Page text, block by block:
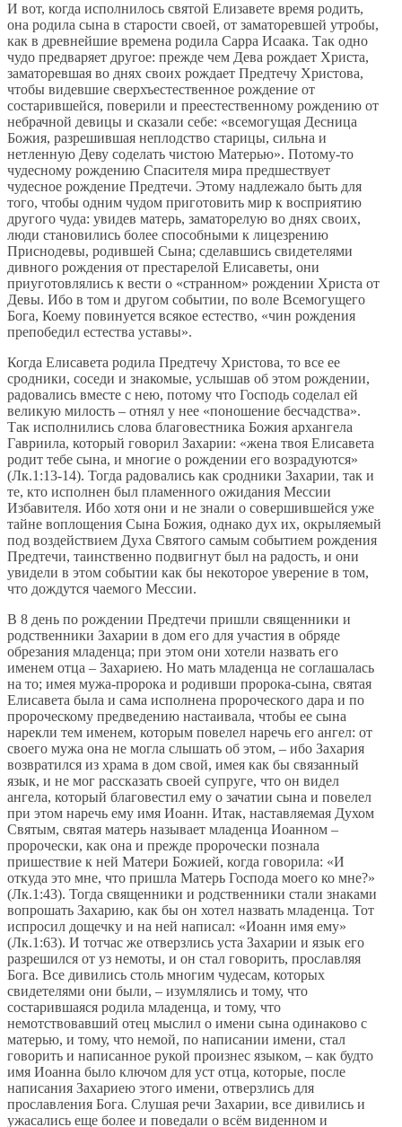
И вот, когда исполнилось святой Елизавете время родить,
она родила сына в старости своей, от заматоревшей утробы,
как в древнейшие времена родила Сарра Исаака. Так одно
чудо предваряет другое: прежде чем Дева рождает Христа,
заматоревшая во днях своих рождает Предтечу Христова,
чтобы видевшие сверхъестественное рождение от
состарившейся, поверили и преестественному рождению от
небрачной девицы и сказали себе: «всемогущая Десница
Божия, разрешившая неплодство старицы, сильна и
нетленную Деву соделать чистою Матерью». Потому-то
чудесному рождению Спасителя мира предшествует
чудесное рождение Предтечи. Этому надлежало быть для
того, чтобы одним чудом приготовить мир к восприятию
другого чуда: увидев матерь, заматорелую во днях своих,
люди становились более способными к лицезрению
Приснодевы, родившей Сына; сделавшись свидетелями
дивного рождения от престарелой Елисаветы, они
приуготовлялись к вести о «странном» рождении Христа от
Девы. Ибо в том и другом событии, по воле Всемогущего
Бога, Коему повинуется всякое естество, «чин рождения
препобедил естества уставы».
Когда Елисавета родила Предтечу Христова, то все ее
сродники, соседи и знакомые, услышав об этом рождении,
радовались вместе с нею, потому что Господь соделал ей
великую милость – отнял у нее «поношение бесчадства».
Так исполнились слова благовестника Божия архангела
Гавриила, который говорил Захарии: «жена твоя Елисавета
родит тебе сына, и многие о рождении его возрадуются»
(Лк.1:13-14). Тогда радовались как сродники Захарии, так и
те, кто исполнен был пламенного ожидания Мессии
Избавителя. Ибо хотя они и не знали о совершившейся уже
тайне воплощения Сына Божия, однако дух их, окрыляемый
под воздействием Духа Святого самым событием рождения
Предтечи, таинственно подвигнут был на радость, и они
увидели в этом событии как бы некоторое уверение в том,
что дождутся чаемого Мессии.
В 8 день по рождении Предтечи пришли священники и
родственники Захарии в дом его для участия в обряде
обрезания младенца; при этом они хотели назвать его
именем отца – Захариею. Но мать младенца не соглашалась
на то; имея мужа-пророка и родивши пророка-сына, святая
Елисавета была и сама исполнена пророческого дара и по
пророческому предведению настаивала, чтобы ее сына
нарекли тем именем, которым повелел наречь его ангел: от
своего мужа она не могла слышать об этом, – ибо Захария
возвратился из храма в дом свой, имея как бы связанный
язык, и не мог рассказать своей супруге, что он видел
ангела, который благовестил ему о зачатии сына и повелел
при этом наречь ему имя Иоанн. Итак, наставляемая Духом
Святым, святая матерь называет младенца Иоанном –
пророчески, как она и прежде пророчески познала
пришествие к ней Матери Божией, когда говорила: «И
откуда это мне, что пришла Матерь Господа моего ко мне?»
(Лк.1:43). Тогда священники и родственники стали знаками
вопрошать Захарию, как бы он хотел назвать младенца. Тот
испросил дощечку и на ней написал: «Иоанн имя ему»
(Лк.1:63). И тотчас же отверзлись уста Захарии и язык его
разрешился от уз немоты, и он стал говорить, прославляя
Бога. Все дивились столь многим чудесам, которых
свидетелями они были, – изумлялись и тому, что
состарившаяся родила младенца, и тому, что
немотствовавший отец мыслил о имени сына одинаково с
матерью, и тому, что немой, по написании имени, стал
говорить и написанное рукой произнес языком, – как будто
имя Иоанна было ключом для уст отца, которые, после
написания Захариею этого имени, отверзлись для
прославления Бога. Слушая речи Захарии, все дивились и
ужасались еще более и поведали о всём виденном и